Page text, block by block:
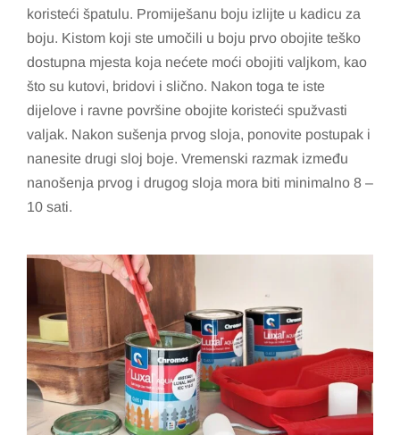
koristeći špatulu. Promiješanu boju izlijte u kadicu za
boju. Kistom koji ste umočili u boju prvo obojite teško
dostupna mjesta koja nećete moći obojiti valjkom, kao
što su kutovi, bridovi i slično. Nakon toga te iste
dijelove i ravne površine obojite koristeći spužvasti
valjak. Nakon sušenja prvog sloja, ponovite postupak i
nanesite drugi sloj boje. Vremenski razmak između
nanošenja prvog i drugog sloja mora biti minimalno 8 –
10 sati.